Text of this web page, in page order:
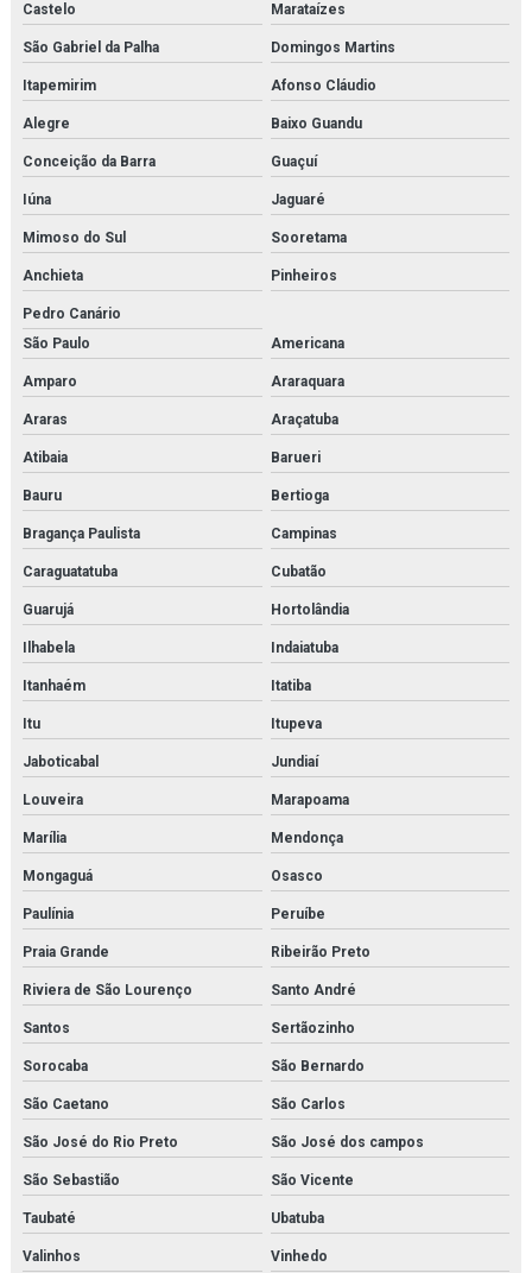
Gaxeta de trocador de calor
Gerador de n2
Gerador de nitrogênio preço
Geradores de nitrogênio
Hankison
High pressure piston pump
High pressure pump
Hiross
Imi buschjost
Imi herion
Imi maxseal
Imi norgren
Inspeção e adequação à norma nr13
Inspeção e adequação à norma nr13 em rio de janeiro
Inspeção de caldeiras
Inspeção de caldeiras em rio de janeiro
Inspeção interna em vasos de pressão
Inspeção nr 13
Inspeção de nr13
Inspeção de segurança em vasos de pressão
Inspeção em tubulações
Inspeção em tubulações industriais
Inspeção de tubulações orçamento
Inspeção de tubulações em rio de janeiro
Inspeção de vasos de pressão em rio de janeiro
Castelo Marataízes
São Gabriel da Palha Domingos Martins
Itapemirim Afonso Cláudio
Alegre Baixo Guandu
Conceição da Barra Guaçuí
Iúna Jaguaré
Mimoso do Sul Sooretama
Anchieta Pinheiros
Pedro Canário
São Paulo
Americana
Amparo Araraquara
Araras Araçatuba
Atibaia Barueri
Bauru Bertioga
Bragança Paulista Campinas
Caraguatatuba Cubatão
Guarujá Hortolândia
Ilhabela Indaiatuba
Itanhaém Itatiba
Itu Itupeva
Jaboticabal Jundiaí
Louveira Marapoama
Marília Mendonça
Mongaguá Osasco
Paulínia Peruíbe
Praia Grande Ribeirão Preto
Riviera de São Lourenço Santo André
Santos Sertãozinho
Sorocaba São Bernardo
São Caetano São Carlos
São José do Rio Preto São José dos campos
São Sebastião São Vicente
Taubaté Ubatuba
Valinhos Vinhedo